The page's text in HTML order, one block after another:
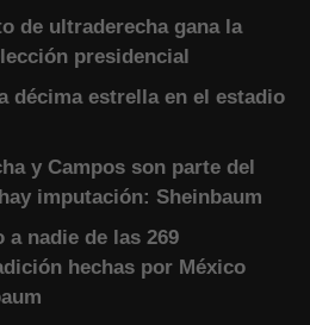
de ultraderecha gana la
presidencial
décima estrella en el estadio
y Campos son parte del
imputación: Sheinbaum
a nadie de las 269
hechas por México